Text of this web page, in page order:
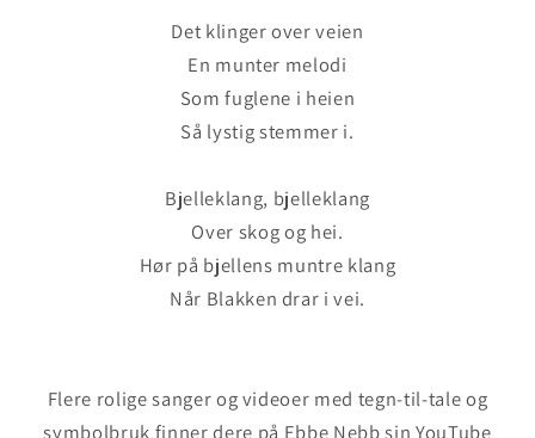
Det klinger over veien
En munter melodi
Som fuglene i heien
Så lystig stemmer i.
Bjelleklang, bjelleklang
Over skog og hei.
Hør på bjellens muntre klang
Når Blakken drar i vei.
Flere rolige sanger og videoer med tegn-til-tale og
symbolbruk finner dere på Ebbe Nebb sin YouTube